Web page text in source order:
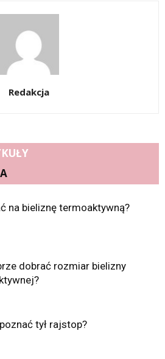
Redakcja
na bieliznę termoaktywną?
dobrać rozmiar bielizny
tył rajstop?